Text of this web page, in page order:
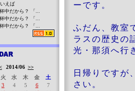
ーです。
ふだん、教室
ラスの歴史の
光・那須へ行
日帰りですが
さい。
いえば
中だから？ 「...
中だから？ 「...
中だから？ 「...
2014/06 >>
火 水 木 金
土
3 4 5 6
7